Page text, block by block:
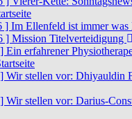
] Im Ellenfeld ist immer was
] Mission Titelverteidigung
Ein erfahrener
Wir stellen vor: Dhiyauldin
Wir stellen vor: Darius-